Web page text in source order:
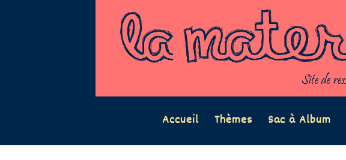
Accueil Thèmes Sac à Album